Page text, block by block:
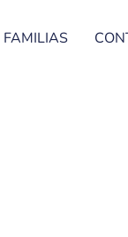
FAMILIAS